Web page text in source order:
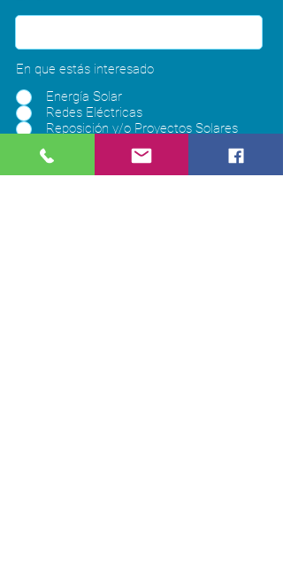
En que estás interesado
Energía Solar
Redes Eléctricas
Reposición y/o Proyectos Solares
Enviar Solicitud